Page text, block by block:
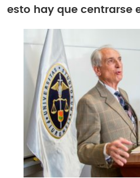
esto hay que centrarse